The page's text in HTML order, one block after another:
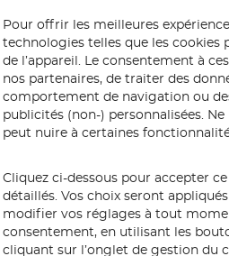
Pour offrir les meilleures
technologies telles que les
de l’appareil. Le consentement à
nos partenaires, de traiter des
comportement de navigation ou
publicités (non-) personnalisées.
peut nuire à certaines
Cliquez ci-dessous pour accepter
détaillés. Vos choix seront
modifier vos réglages à tout
consentement, en utilisant les
cliquant sur l’onglet de gestion du